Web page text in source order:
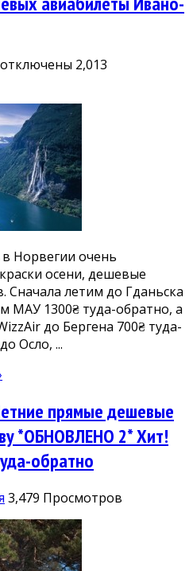
к
авиабилеты
Берген
отключены 2,013
Норвегии очень
осени, дешевые
Сначала летим до Гданьска
МАУ 1300₴ туда-обратно, а
до Бергена 700₴ туда-
Осло, ...
прямые дешевые
*ОБНОВЛЕНО 2* Хит!
обратно
3,479 Просмотров